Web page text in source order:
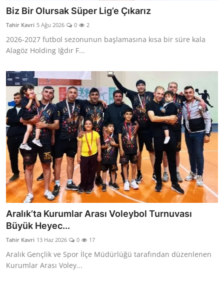
Spor
Dünya
Sağlık
Yerel
Video
Sinema
Haber Ekle Para Kazan
İletişim
Biz Bir Olursak Süper Lig’e Çıkarız
Tahir Kavri 5 Ağu 2026 0 2
2026-2027 futbol sezonunun başlamasına kısa bir süre kala
Alagöz Holding Iğdır F...
Aralık’ta Kurumlar Arası Voleybol Turnuvası
Büyük Heyec...
Tahir Kavri 13 Haz 2026 0 17
Aralık Gençlik ve Spor İlçe Müdürlüğü tarafından düzenlenen
Kurumlar Arası Voley...